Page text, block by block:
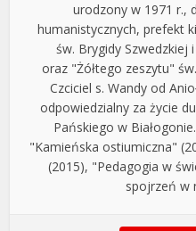
urodzony w 1971 r.,
humanistycznych, prefekt
św. Brygidy Szwedzkiej
oraz "Żółtego zeszytu"
Czciciel s. Wandy od
odpowiedzialny za życie
Pańskiego w
"Kamieńska ostiumiczna"
(2015), "Pedagogia w
spojrzeń w